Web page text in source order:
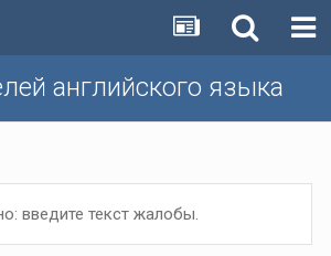
английского языка
введите текст жалобы.